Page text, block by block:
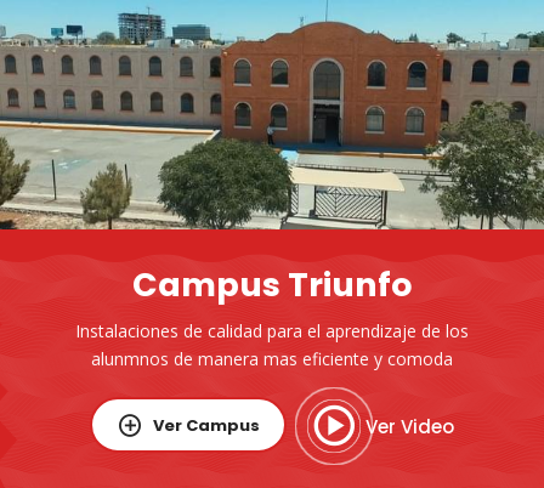
Campus Triunfo
Instalaciones de calidad para el aprendizaje de los
alunmnos de manera mas eficiente y comoda
Ver Campus Ver Video